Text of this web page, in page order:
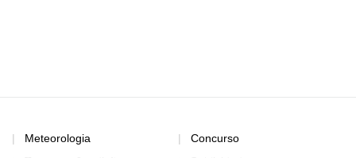
Meteorologia
Concurso